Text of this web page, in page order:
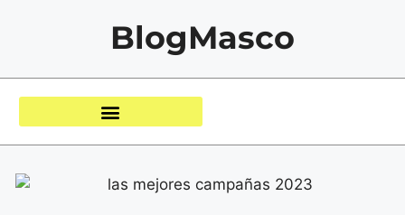
BlogMasco